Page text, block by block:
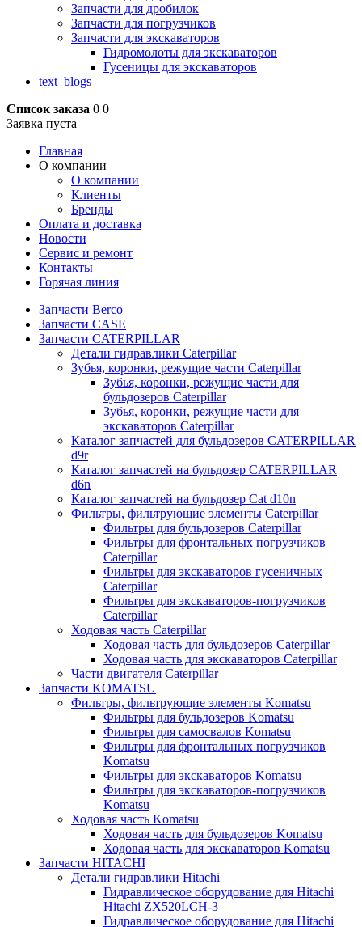
Запчасти для дробилок
Запчасти для погрузчиков
Запчасти для экскаваторов
Гидромолоты для экскаваторов
Гусеницы для экскаваторов
text_blogs
Список заказа 0 0
Заявка пуста
Главная
О компании
О компании
Клиенты
Бренды
Оплата и доставка
Новости
Сервис и ремонт
Контакты
Горячая линия
Запчасти Berco
Запчасти CASE
Запчасти CATERPILLAR
Детали гидравлики Caterpillar
Зубья, коронки, режущие части Caterpillar
Зубья, коронки, режущие части для
бульдозеров Caterpillar
Зубья, коронки, режущие части для
экскаваторов Caterpillar
Каталог запчастей для бульдозеров CATERPILLAR
d9r
Каталог запчастей на бульдозер CATERPILLAR
d6n
Каталог запчастей на бульдозер Сat d10n
Фильтры, фильтрующие элементы Caterpillar
Фильтры для бульдозеров Caterpillar
Фильтры для фронтальных погрузчиков
Caterpillar
Фильтры для экскаваторов гусеничных
Caterpillar
Фильтры для экскаваторов-погрузчиков
Caterpillar
Ходовая часть Caterpillar
Ходовая часть для бульдозеров Caterpillar
Ходовая часть для экскаваторов Caterpillar
Части двигателя Caterpillar
Запчасти KOMATSU
Фильтры, фильтрующие элементы Komatsu
Фильтры для бульдозеров Komatsu
Фильтры для самосвалов Komatsu
Фильтры для фронтальных погрузчиков
Komatsu
Фильтры для экскаваторов Komatsu
Фильтры для экскаваторов-погрузчиков
Komatsu
Ходовая часть Komatsu
Ходовая часть для бульдозеров Komatsu
Ходовая часть для экскаваторов Komatsu
Запчасти HITACHI
Детали гидравлики Hitachi
Гидравлическое оборудование для Hitachi
Hitachi ZX520LCH-3
Гидравлическое оборудование для Hitachi